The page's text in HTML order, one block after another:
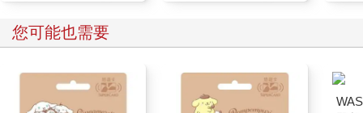
您可能也需要